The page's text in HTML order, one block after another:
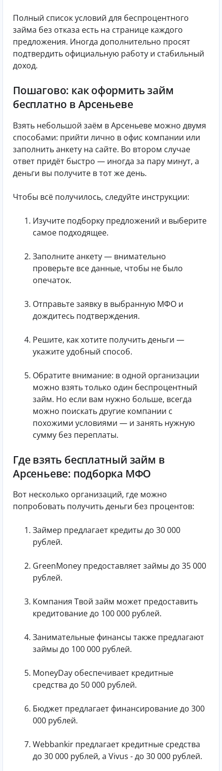
Полный список условий для беспроцентного
займа без отказа есть на странице каждого
предложения. Иногда дополнительно просят
подтвердить официальную работу и стабильный
доход.
Пошагово: как оформить займ
бесплатно в Арсеньеве
Взять небольшой заём в Арсеньеве можно двумя
способами: прийти лично в офис компании или
заполнить анкету на сайте. Во втором случае
ответ придёт быстро — иногда за пару минут, а
деньги вы получите в тот же день.
Чтобы всё получилось, следуйте инструкции:
Изучите подборку предложений и выберите
самое подходящее.
Заполните анкету — внимательно
проверьте все данные, чтобы не было
опечаток.
Отправьте заявку в выбранную МФО и
дождитесь подтверждения.
Решите, как хотите получить деньги —
укажите удобный способ.
Обратите внимание: в одной организации
можно взять только один беспроцентный
займ. Но если вам нужно больше, всегда
можно поискать другие компании с
похожими условиями — и занять нужную
сумму без переплаты.
Где взять бесплатный займ в
Арсеньеве: подборка МФО
Вот несколько организаций, где можно
попробовать получить деньги без процентов:
Займер предлагает кредиты до 30 000
рублей.
GreenMoney предоставляет займы до 35 000
рублей.
Компания Твой займ может предоставить
кредитование до 100 000 рублей.
Занимательные финансы также предлагают
займы до 100 000 рублей.
MoneyDay обеспечивает кредитные
средства до 50 000 рублей.
Бюджет предлагает финансирование до 300
000 рублей.
Webbankir предлагает кредитные средства
до 30 000 рублей, а Vivus - до 30 000 рублей.